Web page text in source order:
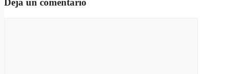
Deja un comentario